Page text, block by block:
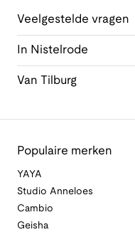
Veelgestelde vragen
In Nistelrode
Van Tilburg
Populaire merken
YAYA
Studio Anneloes
Cambio
Geisha